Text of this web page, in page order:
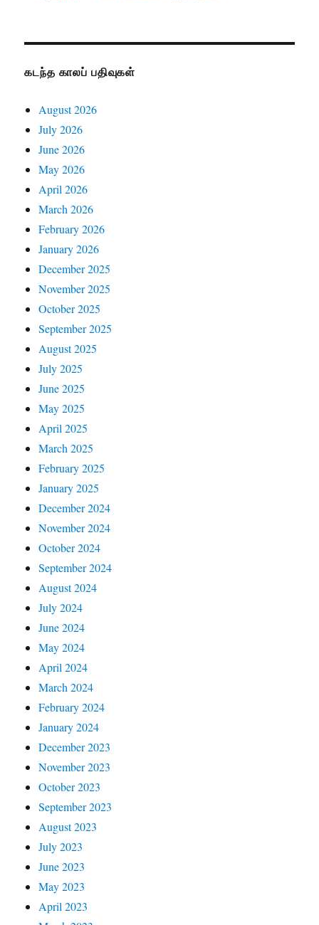
கடந்த காலப் பதிவுகள்
August 2026
July 2026
June 2026
May 2026
April 2026
March 2026
February 2026
January 2026
December 2025
November 2025
October 2025
September 2025
August 2025
July 2025
June 2025
May 2025
April 2025
March 2025
February 2025
January 2025
December 2024
November 2024
October 2024
September 2024
August 2024
July 2024
June 2024
May 2024
April 2024
March 2024
February 2024
January 2024
December 2023
November 2023
October 2023
September 2023
August 2023
July 2023
June 2023
May 2023
April 2023